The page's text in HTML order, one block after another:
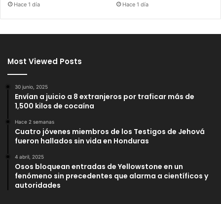
Hace 1 día Hace 1 día
Most Viewed Posts
30 junio, 2025
Envían a juicio a 8 extranjeros por traficar más de
1,500 kilos de cocaína
Hace 2 semanas
Cuatro jóvenes miembros de los Testigos de Jehová
fueron hallados sin vida en Honduras
4 abril, 2025
Osos bloquean entradas de Yellowstone en un
fenómeno sin precedentes que alarma a científicos y
autoridades